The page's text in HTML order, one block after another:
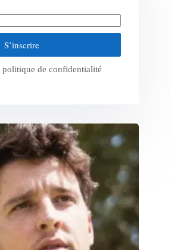
S’inscrire
politique de confidentialité